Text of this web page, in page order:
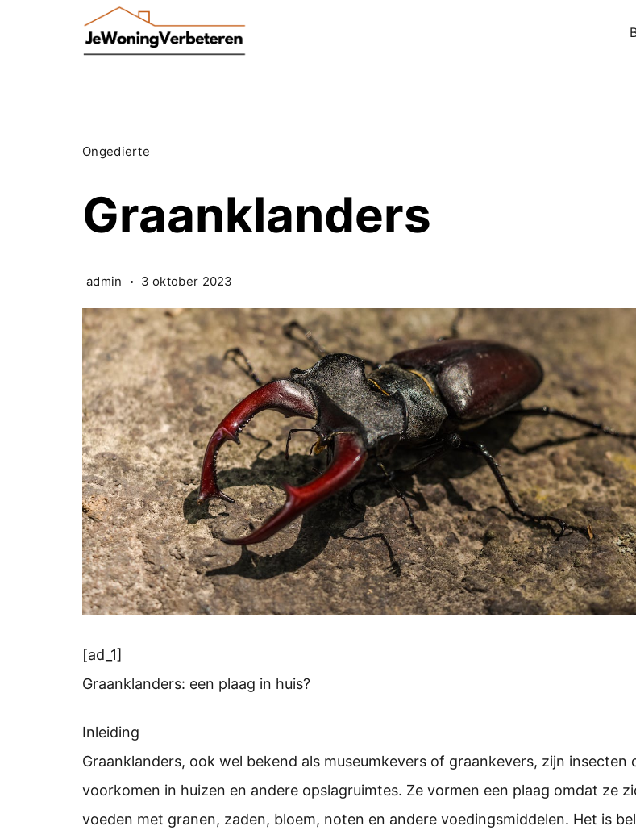
Ongedierte
Graanklanders
admin 3 oktober 2023
[ad_1]
Graanklanders: een plaag in huis?
Inleiding
Graanklanders, ook wel bekend als museumkevers of graankevers, zijn insecten
voorkomen in huizen en andere opslagruimtes. Ze vormen een plaag omdat ze
voeden met granen, zaden, bloem, noten en andere voedingsmiddelen. Het is